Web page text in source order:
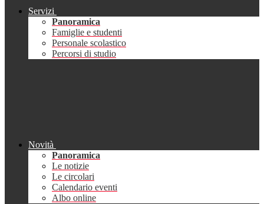
Servizi
Panoramica
Famiglie e studenti
Personale scolastico
Percorsi di studio
Novità
Panoramica
Le notizie
Le circolari
Calendario eventi
Albo online